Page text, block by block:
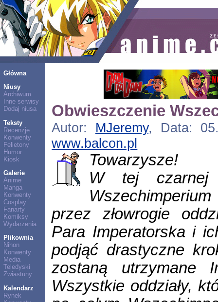
Główna
Niusy
Archiwum
Inne serwisy
Dodaj niusa
Teksty
Recenzje
Konwenty
Felietony
Humor
Kiosk
Galerie
Anime
Manga
Konwenty
Cosplay
Fanarty
Komiksy
Wydarzenia
Plikownia
Nihon
Konwenty
Media
Teledyski
Zwiastuny
Kalendarz
Rynek
Obwieszczenie
Autor: MJeremy, Data:
www.balcon.pl
Towarzysze!
W tej czarnej
przez złowrogie
Para Imperatorska i
podjąć drastyczne
zostaną utrzymane
Wszystkie oddziały,